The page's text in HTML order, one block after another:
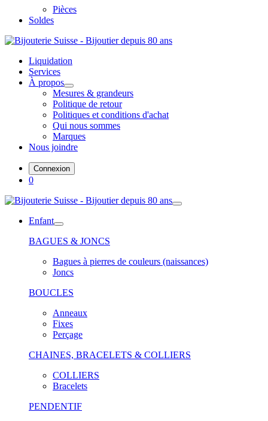
Pièces
Soldes
Liquidation
Services
À propos
Mesures & grandeurs
Politique de retour
Politiques et conditions d'achat
Qui nous sommes
Marques
Nous joindre
Connexion
0
Enfant
BAGUES & JONCS
Bagues à pierres de couleurs (naissances)
Joncs
BOUCLES
Anneaux
Fixes
Perçage
CHAINES, BRACELETS & COLLIERS
COLLIERS
Bracelets
PENDENTIF